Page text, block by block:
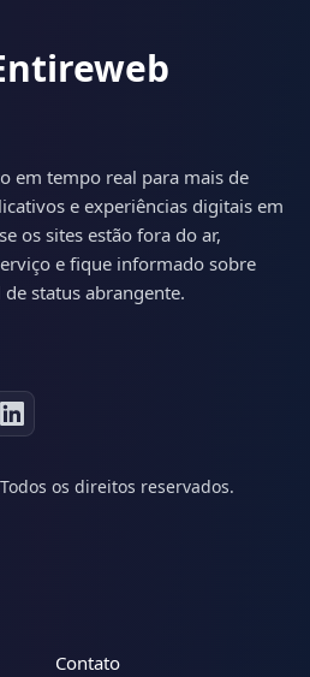
em tempo real para mais de
e experiências digitais em
os sites estão fora do ar,
e fique informado sobre
status abrangente.
os direitos reservados.
Contato